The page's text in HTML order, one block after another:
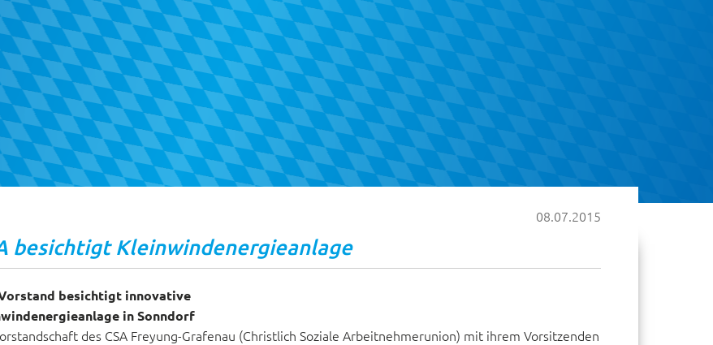
08.07.2015
besichtigt Kleinwindenergieanlage
besichtigt innovative
in Sonndorf
des CSA Freyung-Grafenau (Christlich Soziale Arbeitnehmerunion) mit ihrem Vorsitzenden